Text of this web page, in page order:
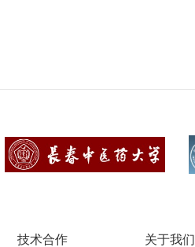
技术合作 关于我们